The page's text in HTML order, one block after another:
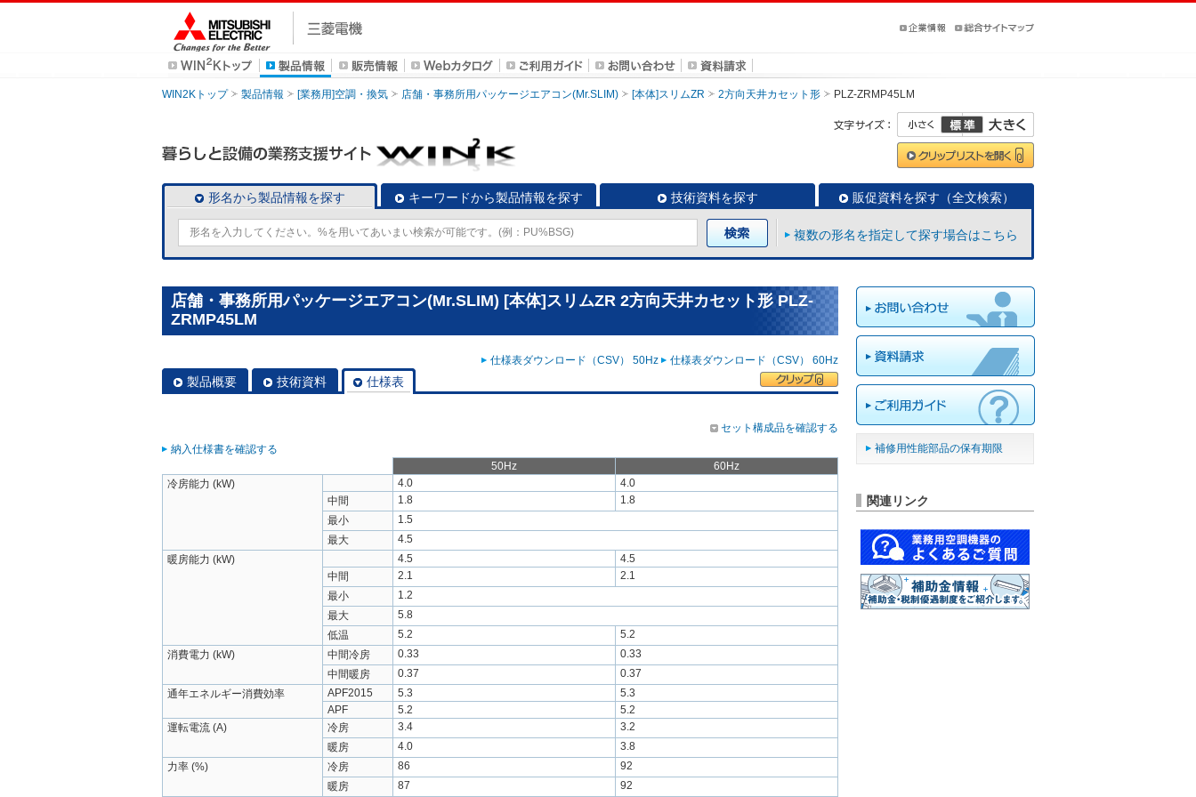
WIN2Kトップ 製品情報 [業務用]空調・換気 店舗・事務所用パッケージエアコン(Mr.SLIM) [本体]スリムZR 2方向天井カセット形 PLZ-ZRMP45LM
形名から製品情報を探す キーワードから製品情報を探す 技術資料を探す 販促資料を探す（全文検索）
複数の形名を指定して探す場合はこちら
店舗・事務所用パッケージエアコン(Mr.SLIM) [本体]スリムZR 2方向天井カセット形 PLZ-
ZRMP45LM
仕様表ダウンロード（CSV） 50Hz 仕様表ダウンロード（CSV） 60Hz
製品概要 技術資料 仕様表
セット構成品を確認する
納入仕様書を確認する
50Hz
60Hz
冷房能力 (kW)
4.0
4.0
中間
1.8
1.8
最小
1.5
最大
4.5
暖房能力 (kW)
4.5
4.5
中間
2.1
2.1
最小
1.2
最大
5.8
低温
5.2
5.2
消費電力 (kW)
中間冷房 0.33
0.33
中間暖房
0.37
0.37
通年エネルギー消費効率
APF2015 5.3
5.3
APF
5.2
5.2
運転電流 (A)
冷房 3.4
3.2
暖房
4.0
3.8
力率 (%)
冷房 86
92
暖房
87 92
補修用性能部品の保有期限
関連リンク